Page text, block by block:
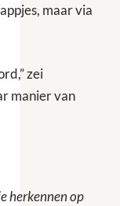
maar via
zei
manier van
herkennen op